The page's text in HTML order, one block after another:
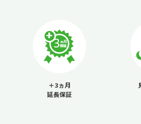
＋3ヵ月
延長保証